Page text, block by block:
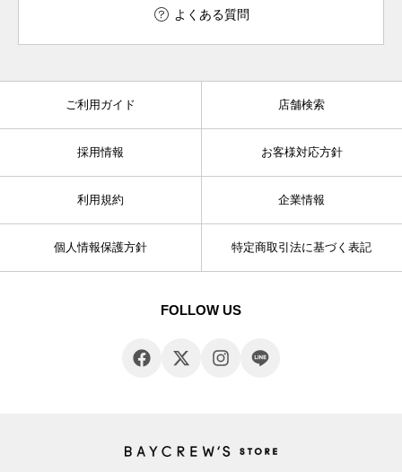
よくある質問
ご利用ガイド 店舗検索
採用情報 お客様対応方針
利用規約 企業情報
個人情報保護方針 特定商取引法に基づく表記
FOLLOW US